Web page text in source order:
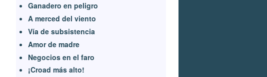
Ganadero en peligro
A merced del viento
Vía de subsistencia
Amor de madre
Negocios en el faro
¡Croad más alto!